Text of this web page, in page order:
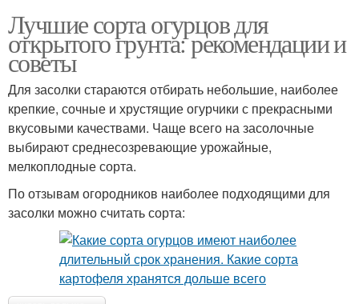
Лучшие сорта огурцов для
открытого грунта: рекомендации и
советы
Для засолки стараются отбирать небольшие, наиболее
крепкие, сочные и хрустящие огурчики с прекрасными
вкусовыми качествами. Чаще всего на засолочные
выбирают среднесозревающие урожайные,
мелкоплодные сорта.
По отзывам огородников наиболее подходящими для
засолки можно считать сорта: